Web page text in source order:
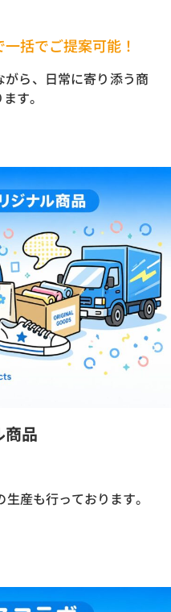
括でご提案可能！
ら、日常に寄り添う商
す。
商品
産も行っております。